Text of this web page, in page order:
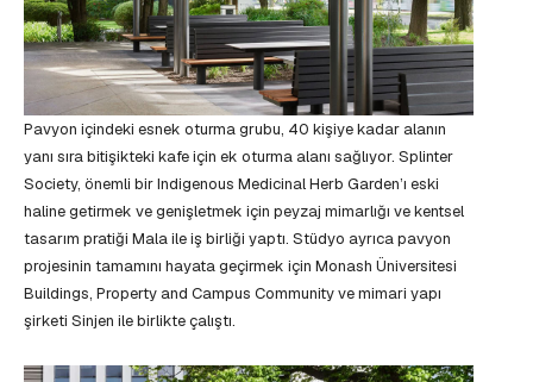
Pavyon içindeki esnek oturma grubu, 40 kişiye kadar alanın
yanı sıra bitişikteki kafe için ek oturma alanı sağlıyor. Splinter
Society, önemli bir Indigenous Medicinal Herb Garden’ı eski
haline getirmek ve genişletmek için peyzaj mimarlığı ve kentsel
tasarım pratiği Mala ile iş birliği yaptı. Stüdyo ayrıca pavyon
projesinin tamamını hayata geçirmek için Monash Üniversitesi
Buildings, Property and Campus Community ve mimari yapı
şirketi Sinjen ile birlikte çalıştı.